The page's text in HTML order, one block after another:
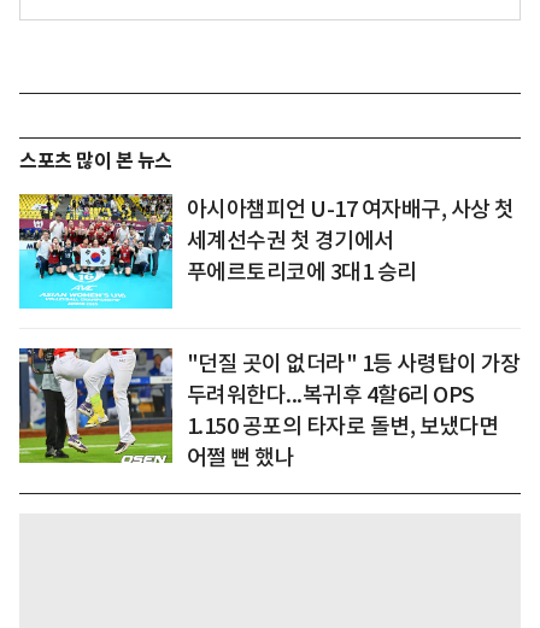
스포츠 많이 본 뉴스
아시아챔피언 U-17 여자배구, 사상 첫
세계선수권 첫 경기에서
푸에르토리코에 3대1 승리
"던질 곳이 없더라" 1등 사령탑이 가장
두려워한다...복귀후 4할6리 OPS
1.150 공포의 타자로 돌변, 보냈다면
어쩔 뻔 했나